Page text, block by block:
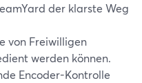
der klarste Weg
von Freiwilligen
werden können.
Encoder-Kontrolle